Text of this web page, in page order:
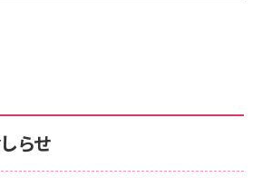
880
アンアン)2026/06/24号 No.2500増
スペシャルエディション[王道エンタメの矜
サポート正規品 メーカー保証5年
KLMEA128G
ガラスフィルム iPhone 17 用 保護
サポート正規品 メーカー保証5年
KLMEA128G
eギフトカード - Amazonロゴ - ク
らせ